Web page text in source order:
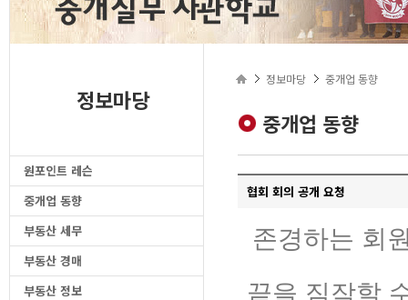
정보마당
원포인트 레슨
중개업 동향
부동산 세무
부동산 경매
부동산 정보
정보마당 중개업 동향
중개업 동향
협회 회의 공개 요청
존경하는 회
끝을 짐작할